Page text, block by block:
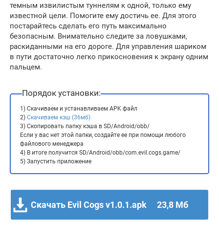
темным извилистым туннелям к одной, только ему
известной цели. Помогите ему достичь ее. Для этого
постарайтесь сделать его путь максимально
безопасным. Внимательно следите за ловушками,
раскиданными на его дороге. Для управления шариком
в пути достаточно легко прикосновения к экрану одним
пальцем.
Порядок установки:
1) Скачиваем и устанавливаем APK файл
2) Скачиваем кэш (36мб)
3) Скопировать папку кэша в SD/Android/obb/
Если у вас нет этой папки, создайте ее при помощи любого
файлового менеджера
4) В итоге получится SD/Android/obb/com.evil.cogs.game/
5) Запустить приложение
Скачать Evil Cogs v1.0.1.apk 23,8 Мб